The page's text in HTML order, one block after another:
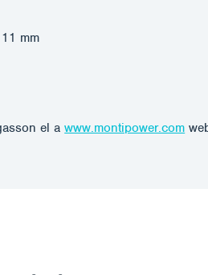
mm
el awww.montipower.com